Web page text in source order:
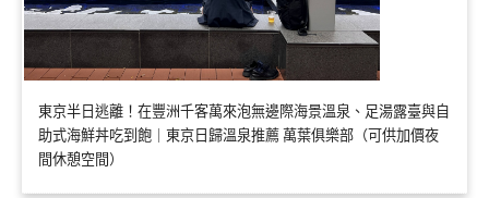
東京半日逃離！在豐洲千客萬來泡無邊際海景溫泉、足湯露臺與自
助式海鮮丼吃到飽｜東京日歸溫泉推薦 萬葉俱樂部（可供加價夜
間休憩空間）